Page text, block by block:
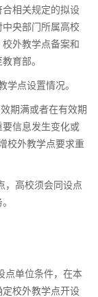
相关规定的拟设
央部门所属高校
外教学点备案和
育部。
学点设置情况。
期满或者在有效期
信息发生变化或
校外教学点要求重
，高校须会同设点
点单位条件，在本
校外教学点开设